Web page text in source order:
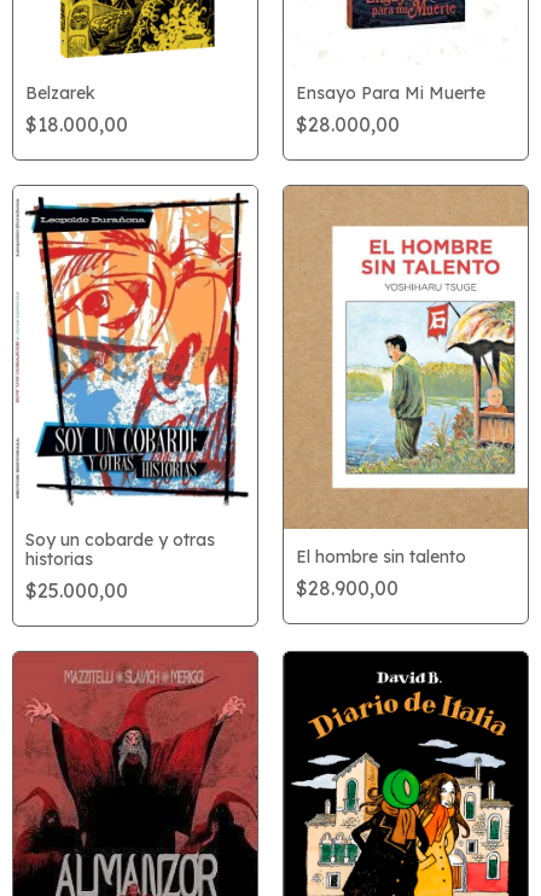
Belzarek
$18.000,00
Ensayo Para Mi Muerte
$28.000,00
Soy un cobarde y otras
historias
$25.000,00
El hombre sin talento
$28.900,00